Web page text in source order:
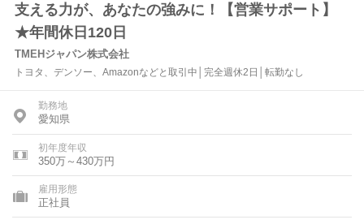
支える力が、あなたの強みに！【営業サポート】
★年間休日120日
TMEHジャパン株式会社
トヨタ、デンソー、Amazonなどと取引中│完全週休2日│転勤なし
勤務地
愛知県
初年度年収
350万～430万円
雇用形態
正社員